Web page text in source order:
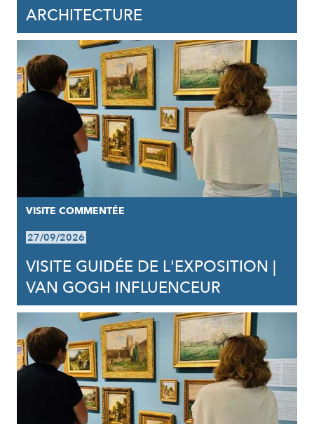
ARCHITECTURE
VISITE COMMENTÉE
27/09/2026
VISITE GUIDÉE DE L'EXPOSITION |
VAN GOGH INFLUENCEUR